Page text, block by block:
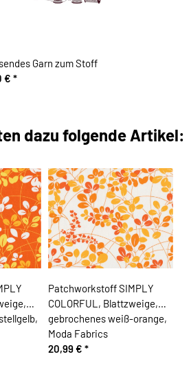
Garn zum Stoff
€ *
dazu folgende Artikel:
Patchworkstoff SIMPLY
COLORFUL, Blattzweige,
gebrochenes weiß-orange,
Moda Fabrics
20,99 € *